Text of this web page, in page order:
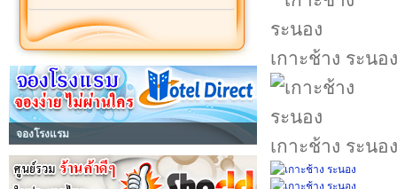
จองโรงแรม
เกาะช้าง ระนอง
เกาะช้าง ระนอง